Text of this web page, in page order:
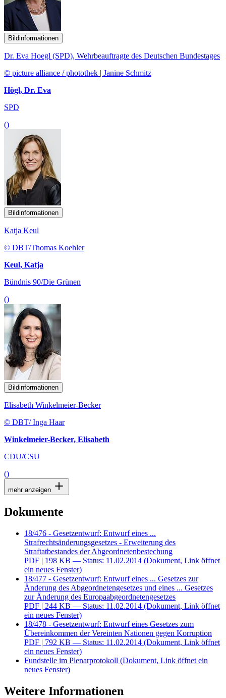
Bildinformationen
Dr. Eva Hoegl (SPD), Wehrbeauftragte des Deutschen Bundestages
© picture alliance / photothek | Janine Schmitz
Högl, Dr. Eva
SPD
()
Bildinformationen
Katja Keul
© DBT/Thomas Koehler
Keul, Katja
Bündnis 90/Die Grünen
()
Bildinformationen
Elisabeth Winkelmeier-Becker
© DBT/ Inga Haar
Winkelmeier-Becker, Elisabeth
CDU/CSU
()
mehr anzeigen
Dokumente
18/476 - Gesetzentwurf: Entwurf eines ...
Strafrechtsänderungsgesetzes - Erweiterung des
Straftatbestandes der Abgeordnetenbestechung
PDF | 198 KB — Status: 11.02.2014 (Dokument, Link öffnet
ein neues Fenster)
18/477 - Gesetzentwurf: Entwurf eines ... Gesetzes zur
Änderung des Abgeordnetengesetzes und eines ... Gesetzes
zur Änderung des Europaabgeordnetengesetzes
PDF | 244 KB — Status: 11.02.2014 (Dokument, Link öffnet
ein neues Fenster)
18/478 - Gesetzentwurf: Entwurf eines Gesetzes zum
Übereinkommen der Vereinten Nationen gegen Korruption
PDF | 792 KB — Status: 11.02.2014 (Dokument, Link öffnet
ein neues Fenster)
Fundstelle im Plenarprotokoll (Dokument, Link öffnet ein
neues Fenster)
Weitere Informationen